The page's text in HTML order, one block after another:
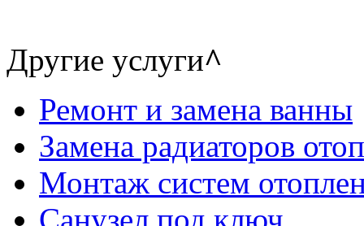
Другие услуги^
Ремонт и замена ванны
Замена радиаторов
Монтаж систем